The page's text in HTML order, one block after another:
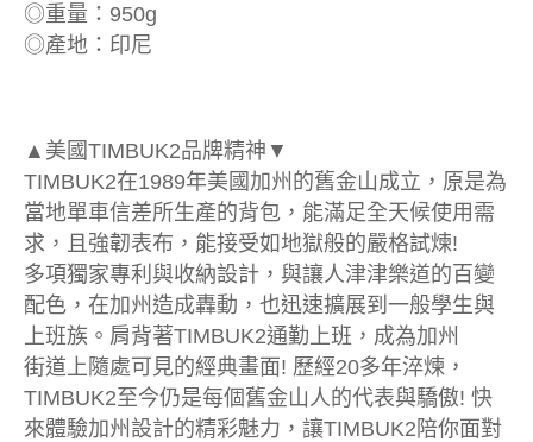
◎重量：950g
◎產地：印尼
▲美國TIMBUK2品牌精神▼
TIMBUK2在1989年美國加州的舊金山成立，原是為
當地單車信差所生產的背包，能滿足全天候使用需
求，且強韌表布，能接受如地獄般的嚴格試煉!
多項獨家專利與收納設計，與讓人津津樂道的百變
配色，在加州造成轟動，也迅速擴展到一般學生與
上班族。肩背著TIMBUK2通勤上班，成為加州
街道上隨處可見的經典畫面! 歷經20多年淬煉，
TIMBUK2至今仍是每個舊金山人的代表與驕傲! 快
來體驗加州設計的精彩魅力，讓TIMBUK2陪你面對